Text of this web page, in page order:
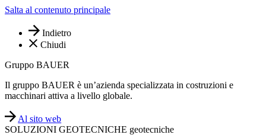
Salta al contenuto principale
Indietro
Chiudi
Gruppo BAUER
Il gruppo BAUER è un’azienda specializzata in costruzioni e
macchinari attiva a livello globale.
Al sito web
SOLUZIONI GEOTECNICHE geotecniche